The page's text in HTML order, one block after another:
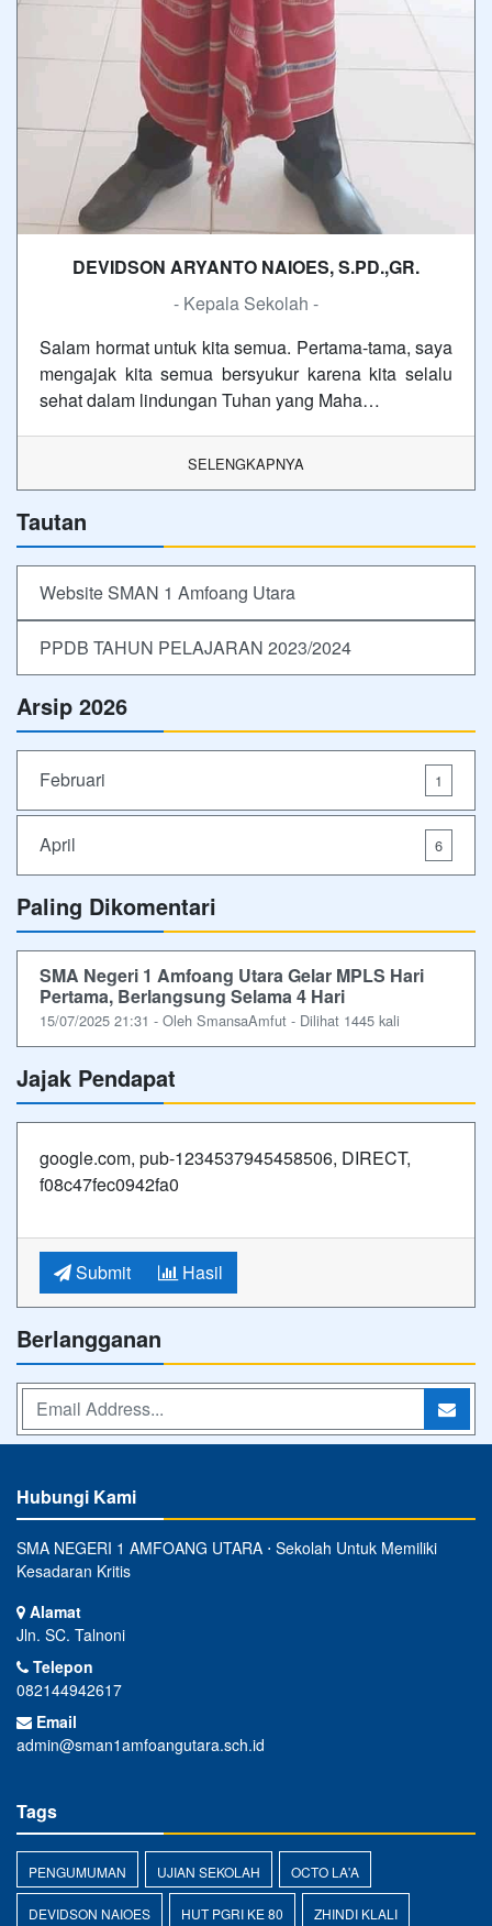
DEVIDSON ARYANTO NAIOES, S.PD.,GR.
- Kepala Sekolah -
Salam hormat untuk kita semua. Pertama-tama, saya
mengajak kita semua bersyukur karena kita selalu
sehat dalam lindungan Tuhan yang Maha…
SELENGKAPNYA
Tautan
Website SMAN 1 Amfoang Utara
PPDB TAHUN PELAJARAN 2023/2024
Arsip 2026
Februari 1
April 6
Paling Dikomentari
SMA Negeri 1 Amfoang Utara Gelar MPLS Hari
Pertama, Berlangsung Selama 4 Hari
15/07/2025 21:31 - Oleh SmansaAmfut - Dilihat 1445 kali
Jajak Pendapat
google.com, pub-1234537945458506, DIRECT,
f08c47fec0942fa0
Submit Hasil
Berlangganan
Hubungi Kami
SMA NEGERI 1 AMFOANG UTARA ⋅ Sekolah Untuk Memiliki
Kesadaran Kritis
Alamat
Jln. SC. Talnoni
Telepon
082144942617
Email
admin@sman1amfoangutara.sch.id
Tags
PENGUMUMAN UJIAN SEKOLAH OCTO LA'A
DEVIDSON NAIOES HUT PGRI KE 80 ZHINDI KLALI